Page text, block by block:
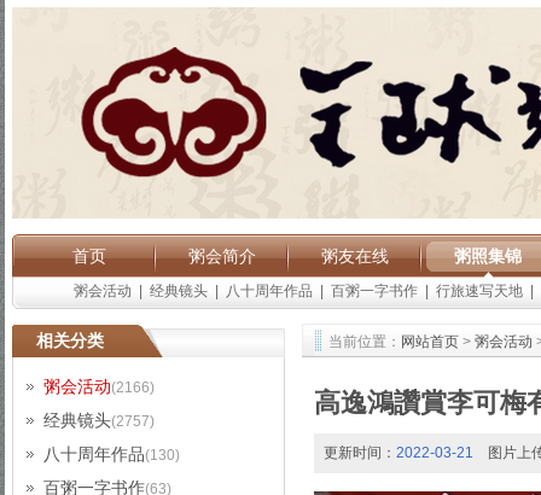
首页 粥会简介 粥友在线 粥照集锦
粥会活动 经典镜头 八十周年作品 百粥一字书作 行旅速写天地
相关分类
粥会活动(2166)
经典镜头(2757)
八十周年作品(130)
百粥一字书作(63)
当前位置： 网站首页 > 粥会活动
高逸鴻讚賞李可梅
更新时间： 2022-03-21 图片上